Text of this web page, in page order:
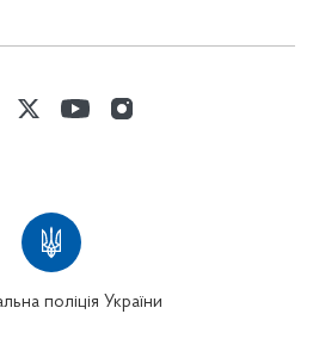
поліція України